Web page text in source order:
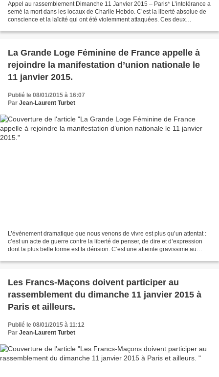
Appel au rassemblement Dimanche 11 Janvier 2015 – Paris* L’intolérance a
semé la mort dans les locaux de Charlie Hebdo. C’est la liberté absolue de
conscience et la laïcité qui ont été violemment attaquées. Ces deux
La Grande Loge Féminine de France appelle à
rejoindre la manifestation d’union nationale le
11 janvier 2015.
Publié le 08/01/2015 à 16:07
Par Jean-Laurent Turbet
L’évènement dramatique que nous venons de vivre est plus qu’un attentat :
c’est un acte de guerre contre la liberté de penser, de dire et d’expression
dont la plus belle forme est la dérision. C’est une atteinte gravissime au
Les Francs-Maçons doivent participer au
rassemblement du dimanche 11 janvier 2015 à
Paris et ailleurs.
Publié le 08/01/2015 à 11:12
Par Jean-Laurent Turbet